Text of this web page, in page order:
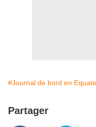
#Journal de bord en
Partager